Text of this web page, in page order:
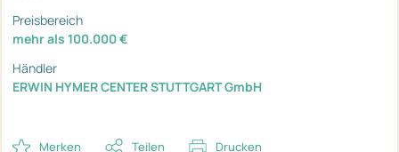
Preisbereich
mehr als 100.000 €
Händler
ERWIN HYMER CENTER STUTTGART GmbH
Merken Teilen Drucken